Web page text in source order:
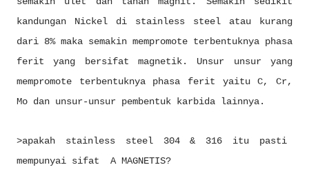
kandungan Nickel di stainless steel atau kurang
dari 8% maka semakin mempromote terbentuknya phasa
ferit yang bersifat magnetik. Unsur unsur yang
mempromote terbentuknya phasa ferit yaitu C, Cr,
Mo dan unsur-unsur pembentuk karbida lainnya.
>apakah stainless steel 304 & 316 itu pasti
mempunyai sifat A MAGNETIS?